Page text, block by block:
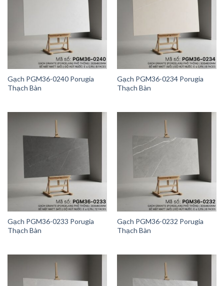
Gạch PGM36-0240 Porugia
Thạch Bàn
Gạch PGM36-0234 Porugia
Thạch Bàn
Gạch PGM36-0233 Porugia
Thạch Bàn
Gạch PGM36-0232 Porugia
Thạch Bàn